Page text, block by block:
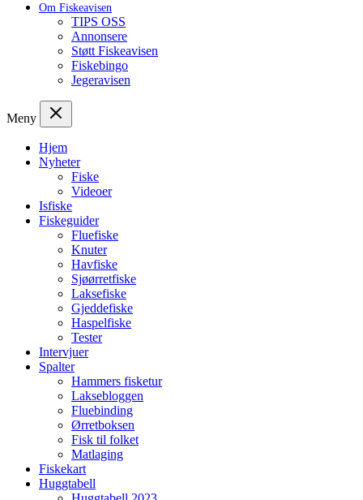
Om Fiskeavisen
TIPS OSS
Annonsere
Støtt Fiskeavisen
Fiskebingo
Jegeravisen
Meny
Hjem
Nyheter
Fiske
Videoer
Isfiske
Fiskeguider
Fluefiske
Knuter
Havfiske
Sjøørretfiske
Laksefiske
Gjeddefiske
Haspelfiske
Tester
Intervjuer
Spalter
Hammers fisketur
Laksebloggen
Fluebinding
Ørretboksen
Fisk til folket
Matlaging
Fiskekart
Huggtabell